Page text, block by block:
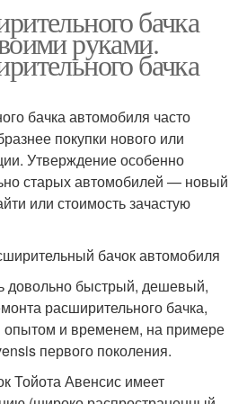
бачка
руками.
бачка
бачка автомобиля часто
покупки нового или
Утверждение особенно
старых автомобилей — новый
или стоимость зачастую
бачок автомобиля
довольно быстрый, дешевый,
расширительного бачка,
и временем, на примере
первого поколения.
Тойота Авенсис имеет